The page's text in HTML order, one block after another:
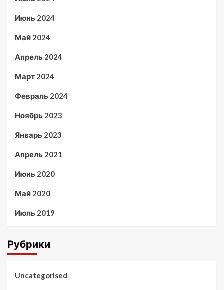
Июнь 2024
Май 2024
Апрель 2024
Март 2024
Февраль 2024
Ноябрь 2023
Январь 2023
Апрель 2021
Июнь 2020
Май 2020
Июль 2019
Рубрики
Uncategorised